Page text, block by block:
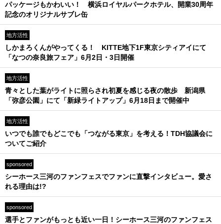
パッケージもかわいい！ 横浜ロイヤルパークホテル、開業30周年
記念のオリジナルサブレ缶
地方活性
しかまろくんがやってくる！ KITTE地下1F東京シティアイにて
「なつの奈良旅フェア」6月2日・3日開催
地方活性
青々とした葉がライトに照らされ初夏を感じる夜の散歩 新潟県
「弥彦公園」にて「新緑ライトアップ」6月18日まで開催中
地方活性
いつでも誰でもどこでも「つながる東京」を考える！TDH協議会に
ついてご紹介
sponsored
シーホース三河のファンフェスでファンに直撃インタビュー。愛さ
れる理由は!?
sponsored
選手とファンがもっとも近い一日！シーホース三河のファンフェス